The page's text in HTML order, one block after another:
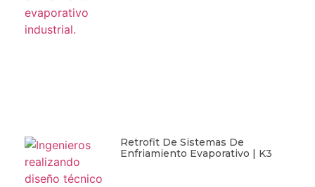
Retrofit De Sistemas De
Enfriamiento Evaporativo | K3